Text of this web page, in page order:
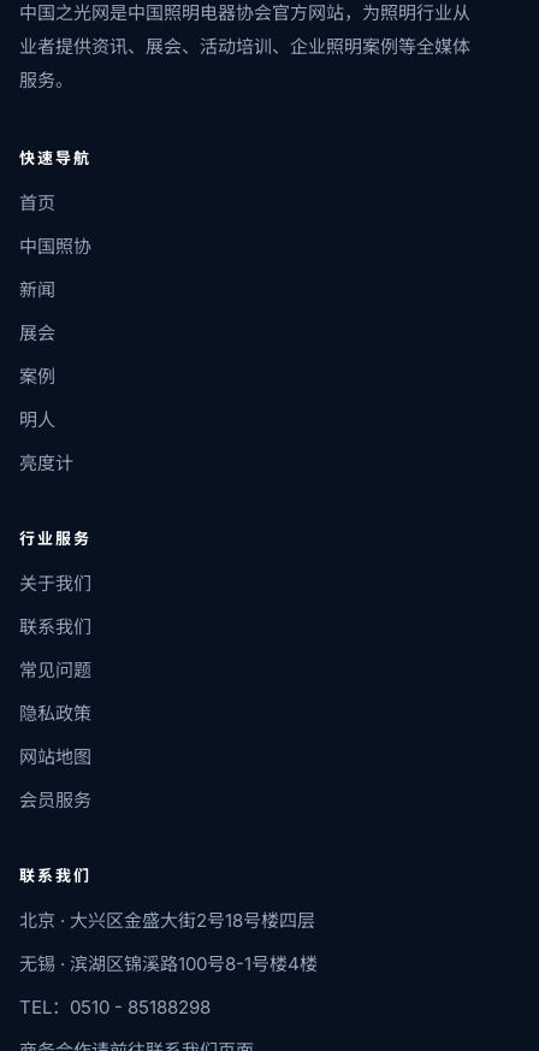
中国之光网是中国照明电器协会官方网站，为照明行业从
业者提供资讯、展会、活动培训、企业照明案例等全媒体
服务。
快速导航
首页
中国照协
新闻
展会
案例
明人
亮度计
行业服务
关于我们
联系我们
常见问题
隐私政策
网站地图
会员服务
联系我们
北京 · 大兴区金盛大街2号18号楼四层
无锡 · 滨湖区锦溪路100号8-1号楼4楼
TEL：0510 - 85188298